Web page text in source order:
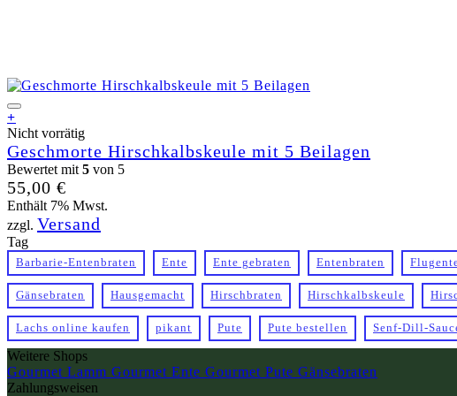
+
Nicht vorrätig
Geschmorte Hirschkalbskeule mit 5 Beilagen
Bewertet mit 5 von 5
55,00 €
Enthält 7% Mwst.
zzgl. Versand
Tag
Barbarie-Entenbraten Ente Ente gebraten Entenbraten
Gänsebraten Hausgemacht Hirschbraten Hirschkalbskeule
Lachs online kaufen pikant Pute Pute bestellen Senf-Dill-
Weitere Shops
Gourmet Lamm Gourmet Ente Gourmet Pute Gänsebraten
Zahlungsweisen